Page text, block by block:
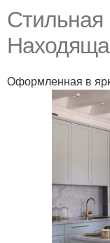
Стильная
Оформленная в